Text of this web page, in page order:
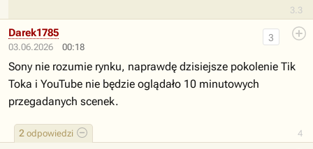
3.3
03.06.2026 00:18
4
3
2 odpowiedzi
Darek1785
Sony nie rozumie rynku, naprawdę dzisiejsze pokolenie Tik
Toka i YouTube nie będzie oglądało 10 minutowych
przegadanych scenek.